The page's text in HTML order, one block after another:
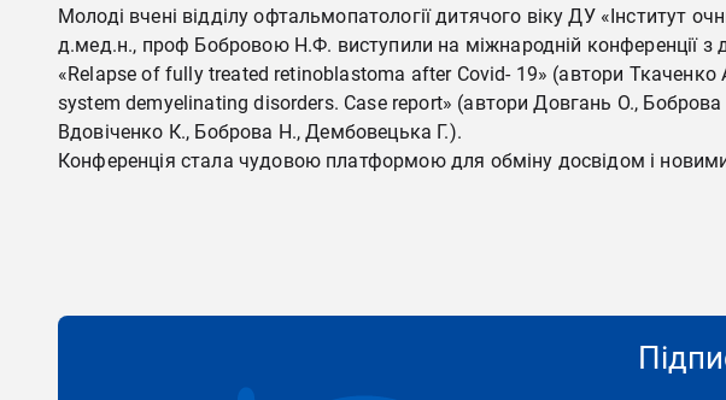
Молоді вчені відділу офтальмопатології дитячого віку ДУ «Інститут
д.мед.н., проф Бобровою Н.Ф. виступили на міжнародній конференції з
«Relapse of fully treated retinoblastoma after Covid- 19» (автори
system demyelinating disorders. Case report» (автори Довгань О.,
Вдовіченко К., Боброва Н., Дембовецька Г.).
Конференція стала чудовою платформою для обміну досвідом і новими